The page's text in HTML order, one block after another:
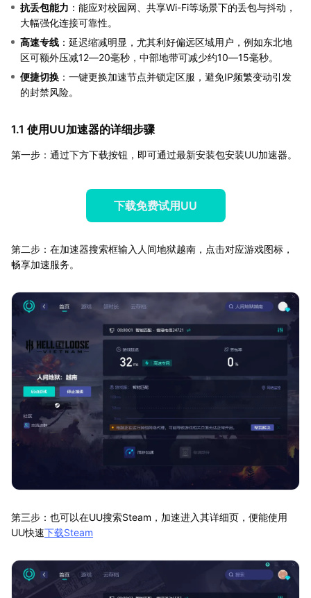
抗丢包能力 ：能应对校园网、共享Wi-Fi等场景下的丢包与抖动，
大幅强化连接可靠性。
高速专线 ：延迟缩减明显，尤其利好偏远区域用户，例如东北地
区可额外压减12—20毫秒，中部地带可减少约10—15毫秒。
便捷切换 ：一键更换加速节点并锁定区服，避免IP频繁变动引发
的封禁风险。
1.1 使用UU加速器的详细步骤
第一步：通过下方下载按钮，即可通过最新安装包安装UU加速器。
下载免费试用UU
第二步：在加速器搜索框输入人间地狱越南，点击对应游戏图标，
畅享加速服务。
第三步：也可以在UU搜索Steam，加速进入其详细页，便能使用
UU快速下载Steam